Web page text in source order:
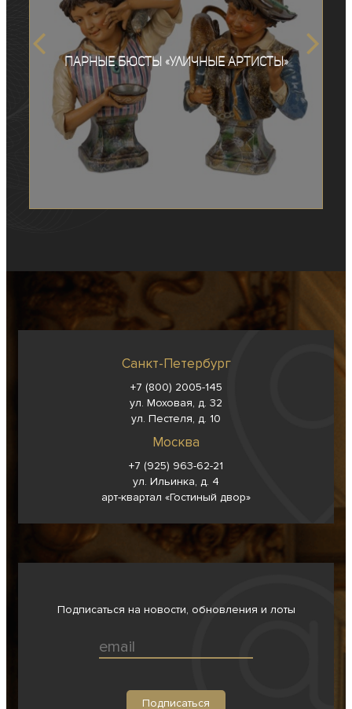
Парные бюсты «Уличные артисты»
Санкт-Петербург
+7 (800) 2005-145
ул. Моховая, д. 32
ул. Пестеля, д. 10
Москва
+7 (925) 963-62-21
ул. Ильинка, д. 4
арт-квартал «Гостиный двор»
Подписаться на новости, обновления и лоты